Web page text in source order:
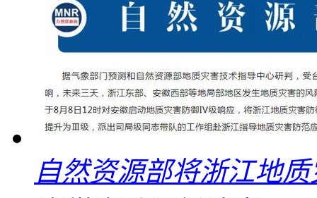
自然资源部将浙江地